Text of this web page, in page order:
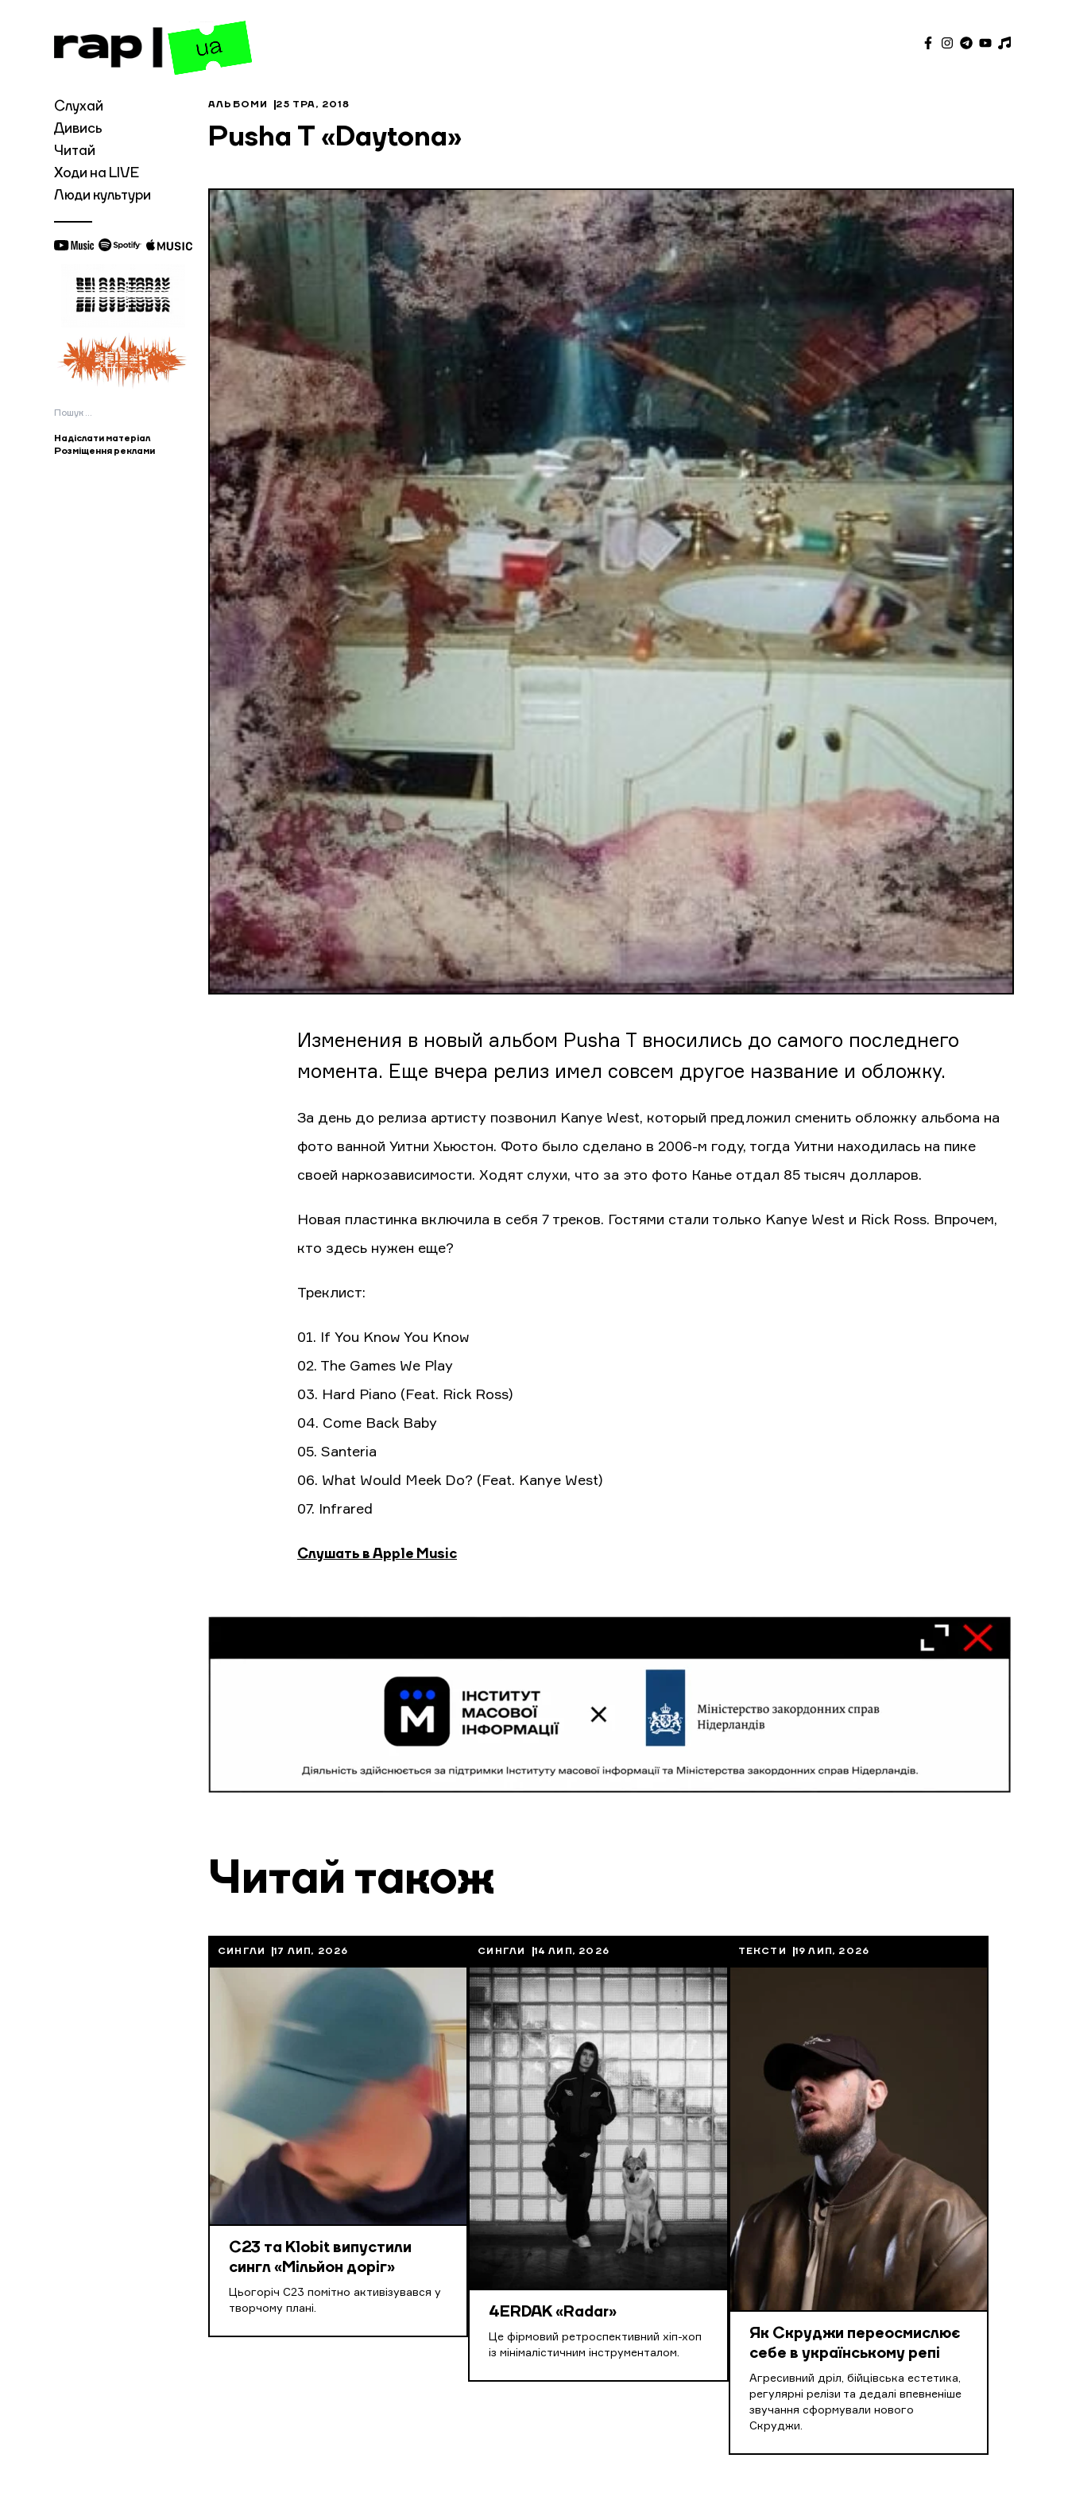
Слухай
Дивись
Читай
Ходи на LIVE
Люди культури
Пошук:
Надіслати матеріал
Розміщення реклами
АЛЬБОМИ 25 ТРА, 2018
Pusha T «Daytona»
Изменения в новый альбом Pusha T вносились до самого последнего
момента. Еще вчера релиз имел совсем другое название и обложку.
За день до релиза артисту позвонил Kanye West, который предложил сменить обложку альбома на
фото ванной Уитни Хьюстон. Фото было сделано в 2006-м году, тогда Уитни находилась на пике
своей наркозависимости. Ходят слухи, что за это фото Канье отдал 85 тысяч долларов.
Новая пластинка включила в себя 7 треков. Гостями стали только Kanye West и Rick Ross. Впрочем,
кто здесь нужен еще?
Треклист:
01. If You Know You Know
02. The Games We Play
03. Hard Piano (Feat. Rick Ross)
04. Come Back Baby
05. Santeria
06. What Would Meek Do? (Feat. Kanye West)
07. Infrared
Слушать в Apple Music
Читай також
СИНГЛИ 17 ЛИП, 2026
С23 та Klobit випустили
сингл «Мільйон доріг»
Цьогоріч С23 помітно активізувався у
творчому плані.
СИНГЛИ 14 ЛИП, 2026
4ERDAK «Radar»
Це фірмовий ретроспективний хіп-хоп
із мінімалістичним інструменталом.
ТЕКСТИ 19 ЛИП, 2026
Як Скруджи переосмислює
себе в українському репі
Агресивний дріл, бійцівська естетика,
регулярні релізи та дедалі впевненіше
звучання сформували нового
Скруджи.